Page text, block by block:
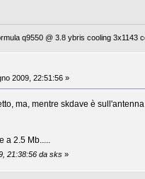
q9550 @ 3.8 ybris cooling
2009, 22:51:56 »
ma, mentre skdave è
2.5 Mb.....
21:38:56 da sks»